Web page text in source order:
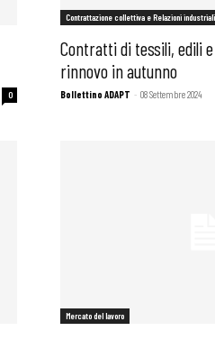
0
Contrattazione collettiva e Relazioni industriali
Contratti di tessili, edili
rinnovo in autunno
Bollettino ADAPT - 08 Settembre 2024
Mercato del lavoro